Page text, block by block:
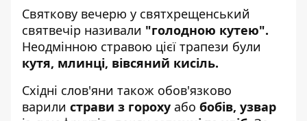
Святкову вечерю у святхрещенський
святвечір називали "голодною кутею".
Неодмінною стравою цієї трапези були
кутя, млинці, вівсяний кисіль.
Східні слов'яни також обов'язково
варили страви з гороху або бобів, узвар